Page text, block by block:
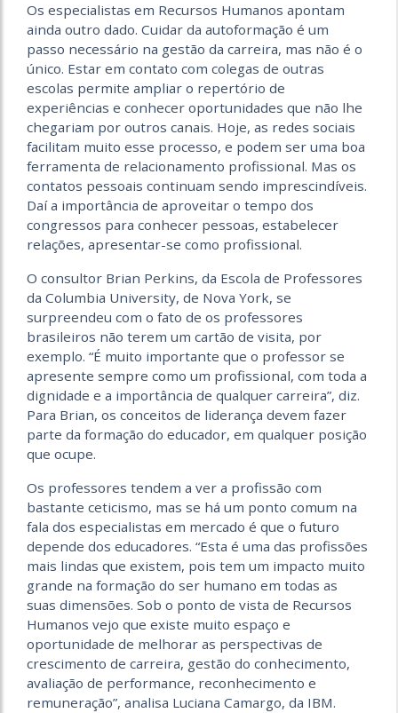
Os especialistas em Recursos Humanos apontam
ainda outro dado. Cuidar da autoformação é um
passo necessário na gestão da carreira, mas não é o
único. Estar em contato com colegas de outras
escolas permite ampliar o repertório de
experiências e conhecer oportunidades que não lhe
chegariam por outros canais. Hoje, as redes sociais
facilitam muito esse processo, e podem ser uma boa
ferramenta de relacionamento profissional. Mas os
contatos pessoais continuam sendo imprescindíveis.
Daí a importância de aproveitar o tempo dos
congressos para conhecer pessoas, estabelecer
relações, apresentar-se como profissional.
O consultor Brian Perkins, da Escola de Professores
da Columbia University, de Nova York, se
surpreendeu com o fato de os professores
brasileiros não terem um cartão de visita, por
exemplo. “É muito importante que o professor se
apresente sempre como um profissional, com toda a
dignidade e a importância de qualquer carreira”, diz.
Para Brian, os conceitos de liderança devem fazer
parte da formação do educador, em qualquer posição
que ocupe.
Os professores tendem a ver a profissão com
bastante ceti­cismo, mas se há um ponto comum na
fala dos especialistas em mercado é que o futuro
depende dos educadores. “Esta é uma das profissões
mais lindas que existem, pois tem um impacto muito
grande na formação do ser humano em todas as
suas dimensões. Sob o ponto de vista de Recursos
Humanos vejo que existe muito espaço e
oportunidade de melhorar as perspectivas de
crescimento de carreira, gestão do conhecimento,
avaliação de performance, reconhecimento e
remuneração”, analisa Luciana Camargo, da IBM.